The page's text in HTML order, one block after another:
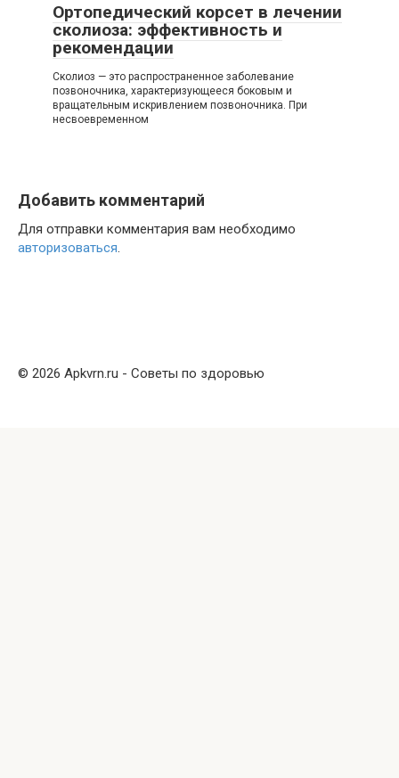
Ортопедический корсет в лечении
сколиоза: эффективность и
рекомендации
Сколиоз — это распространенное заболевание
позвоночника, характеризующееся боковым и
вращательным искривлением позвоночника. При
несвоевременном
Добавить комментарий
Для отправки комментария вам необходимо
авторизоваться
© 2026 Apkvrn.ru - Советы по здоровью